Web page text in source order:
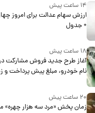
۱۴ ساعت پیش
+ جدول
۱۸ ساعت پیش
آغاز طرح جدید فروش مشارکت در
نام خودرو، مبلغ پیش پرداخت و
سود مشارکت چند درصد است؟
۲۰ ساعت پیش
زمان پخش «مرد سه هزار